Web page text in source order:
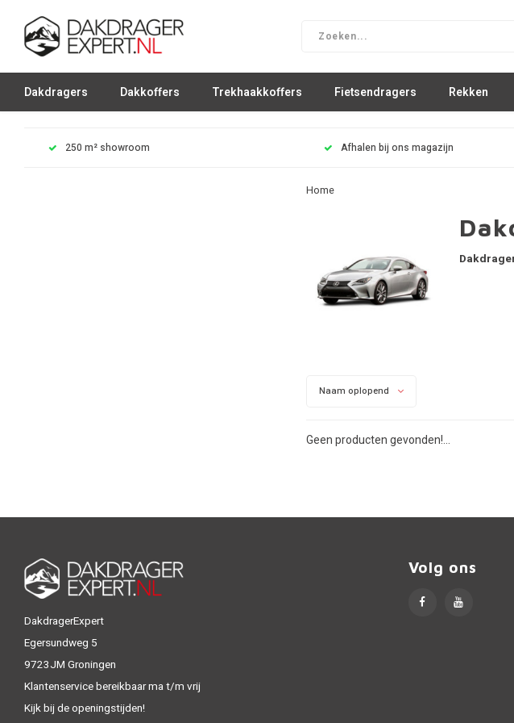
Dakdragers Dakkoffers Trekhaakkoffers Fietsendragers Rekken
250 m² showroom Afhalen bij ons magazijn
Home
Naam oplopend
Geen producten gevonden!...
DakdragerExpert
Egersundweg 5
9723JM Groningen
Klantenservice bereikbaar ma t/m vrij
Kijk bij de openingstijden!
Volg ons